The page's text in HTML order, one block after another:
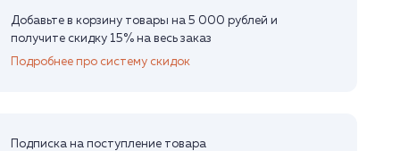
Добавьте в корзину товары на 5 000 рублей и
получите скидку 15% на весь заказ
Подробнее про систему скидок
Подписка на поступление товара